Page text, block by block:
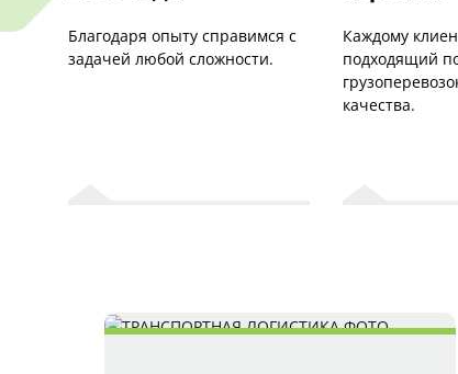
Благодаря опыту справимся с
задачей любой сложности.
Каждому
подходящий
качества.